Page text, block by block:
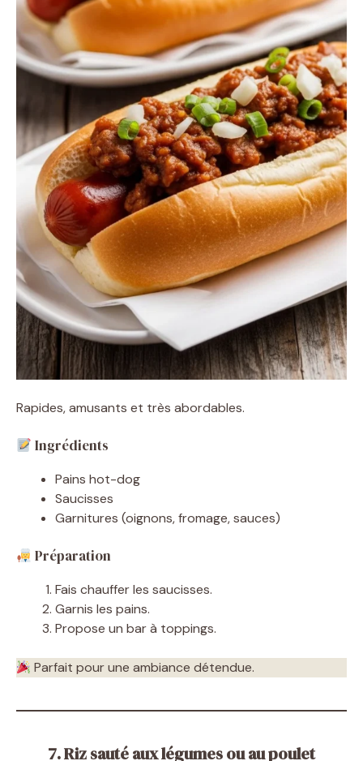
Rapides, amusants et très abordables.
Ingrédients
Pains hot-dog
Saucisses
Garnitures (oignons, fromage, sauces)
Préparation
Fais chauffer les saucisses.
Garnis les pains.
Propose un bar à toppings.
Parfait pour une ambiance détendue.
7. Riz sauté aux légumes ou au poulet